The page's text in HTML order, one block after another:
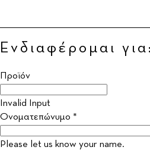
Ενδιαφέρομαι για:
Προϊόν
Invalid Input
Ονοματεπώνυμο *
Please let us know your name.